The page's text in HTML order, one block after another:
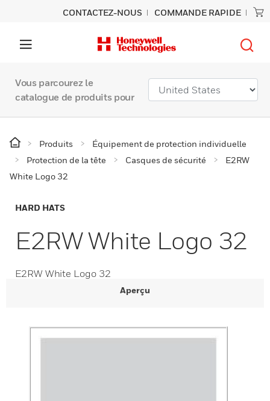
CONTACTEZ-NOUS COMMANDE RAPIDE
Vous parcourez le
catalogue de produits pour
Produits
Équipement de protection individuelle
Protection de la tête
Casques de sécurité
E2RW
White Logo 32
HARD HATS
E2RW White Logo 32
E2RW White Logo 32
Aperçu